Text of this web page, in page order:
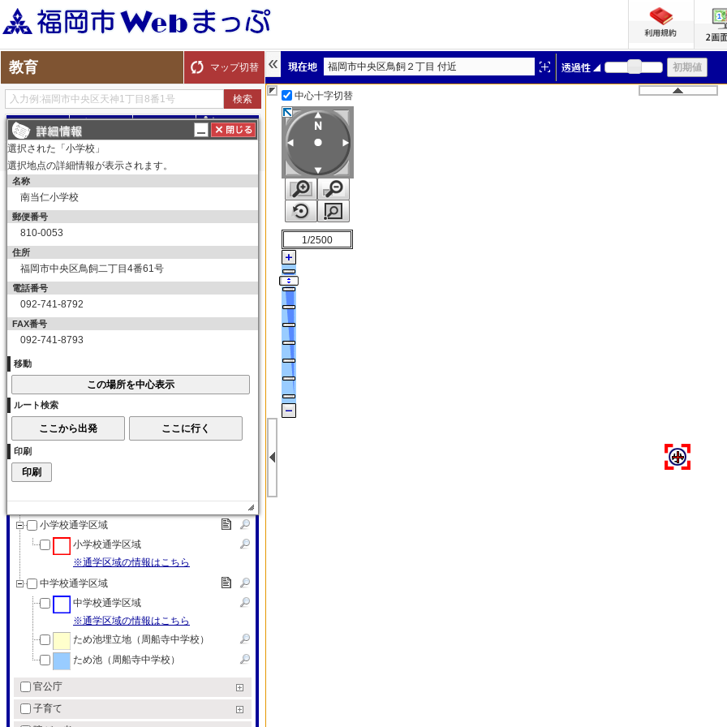
教育 マップ切替
探す ルート
教育
小学校
小学校
中学校
高等学校
大学
各種学校
各種学校
特別支援学校
教育（その他）
教育（その他）
小学校通学区域
小学校通学区域
※通学区域の情報はこちら
中学校通学区域
中学校通学区域
※通学区域の情報はこちら
ため池埋立地（周船寺中学校）
ため池（周船寺中学校）
官公庁
子育て
福岡市中央区鳥飼２丁目 付近
中心十字切替
1/2500
選択された「小学校」
選択地点の詳細情報が表示されます。
名称
南当仁小学校
郵便番号
810-0053
住所
福岡市中央区鳥飼二丁目4番61号
電話番号
092-741-8792
FAX番号
092-741-8793
移動
ルート検索
印刷